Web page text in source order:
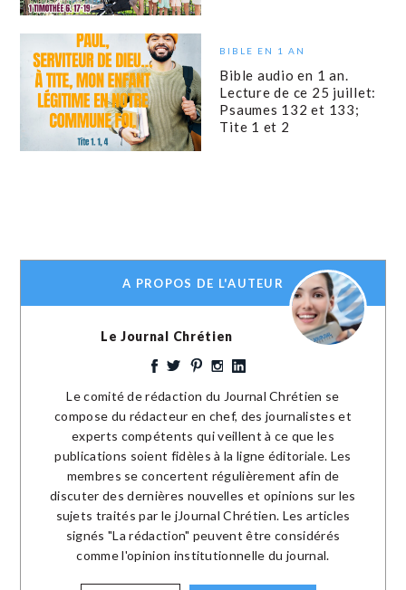
BIBLE EN 1 AN
Bible audio en 1 an.
Lecture de ce 25 juillet:
Psaumes 132 et 133;
Tite 1 et 2
A PROPOS DE L'AUTEUR
Le Journal Chrétien
Le comité de rédaction du Journal Chrétien se
compose du rédacteur en chef, des journalistes et
experts compétents qui veillent à ce que les
publications soient fidèles à la ligne éditoriale. Les
membres se concertent régulièrement afin de
discuter des dernières nouvelles et opinions sur les
sujets traités par le jJournal Chrétien. Les articles
signés "La rédaction" peuvent être considérés
comme l'opinion institutionnelle du journal.